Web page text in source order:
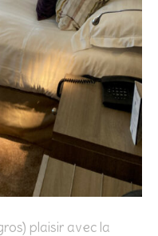
plaisir avec la